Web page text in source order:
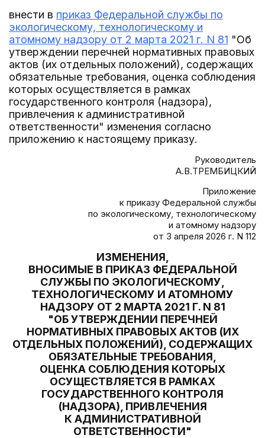
внести в приказ Федеральной службы по
экологическому, технологическому и
атомному надзору от 2 марта 2021 г. N 81 "Об
утверждении перечней нормативных правовых
актов (их отдельных положений), содержащих
обязательные требования, оценка соблюдения
которых осуществляется в рамках
государственного контроля (надзора),
привлечения к административной
ответственности" изменения согласно
приложению к настоящему приказу.
Руководитель
А.В.ТРЕМБИЦКИЙ
Приложение
к приказу Федеральной службы
по экологическому, технологическому
и атомному надзору
от 3 апреля 2026 г. N 112
ИЗМЕНЕНИЯ,
ВНОСИМЫЕ В ПРИКАЗ ФЕДЕРАЛЬНОЙ
СЛУЖБЫ ПО ЭКОЛОГИЧЕСКОМУ,
ТЕХНОЛОГИЧЕСКОМУ И АТОМНОМУ
НАДЗОРУ ОТ 2 МАРТА 2021 Г. N 81
"ОБ УТВЕРЖДЕНИИ ПЕРЕЧНЕЙ
НОРМАТИВНЫХ ПРАВОВЫХ АКТОВ (ИХ
ОТДЕЛЬНЫХ ПОЛОЖЕНИЙ), СОДЕРЖАЩИХ
ОБЯЗАТЕЛЬНЫЕ ТРЕБОВАНИЯ,
ОЦЕНКА СОБЛЮДЕНИЯ КОТОРЫХ
ОСУЩЕСТВЛЯЕТСЯ В РАМКАХ
ГОСУДАРСТВЕННОГО КОНТРОЛЯ
(НАДЗОРА), ПРИВЛЕЧЕНИЯ
К АДМИНИСТРАТИВНОЙ
ОТВЕТСТВЕННОСТИ"